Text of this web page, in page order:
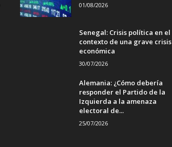
01/08/2026
Senegal: Crisis política en el
contexto de una grave crisis
económica
30/07/2026
Alemania: ¿Cómo debería
responder el Partido de la
Izquierda a la amenaza
electoral de...
25/07/2026